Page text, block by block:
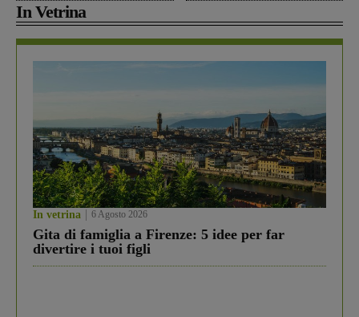
In Vetrina
In vetrina 6 Agosto 2026
Gita di famiglia a Firenze: 5 idee per far
divertire i tuoi figli